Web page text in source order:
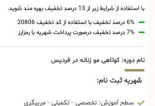
با استفاده از شرایط زیر از 13 درصد تخفیف بهره مند شوید.
6% درصد تخفیف با استفاده از کد تخفیف 20806
7% درصد تخفیف درصورت پرداخت شهریه با رمزارز
نام دوره: کوتاهی مو زنانه در فردیس
شهریه ثبت نام:
سطح آموزش: تخصصی - تکمیلی - مربیگری